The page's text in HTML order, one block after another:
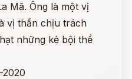
Mã. Ông là một vị
vị thần chịu trách
những kẻ bội thề
2020